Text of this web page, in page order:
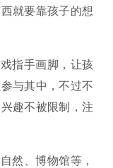
就要靠孩子的想
指手画脚，让孩
与其中，不过不
趣不被限制，注
然、博物馆等，